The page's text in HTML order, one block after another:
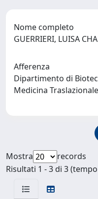
Nome completo
GUERRIERI, LUISA
Afferenza
Dipartimento di
Medicina Traslazionale
Mostra
records
Risultati 1 - 3 di 3